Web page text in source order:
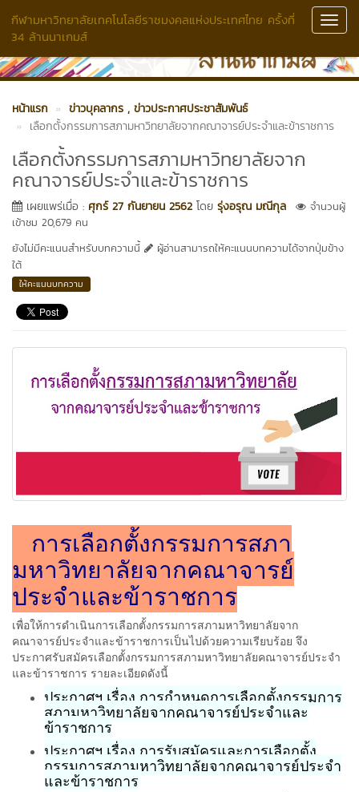
กีฬามหาวิทยาลัยเทคโนโลยีราชมงคลแห่งประเทศไทย ครั้งที่
34 ล้านนาเกมส์
หน้าแรก ข่าวบุคลากร , ข่าวประกาศประชาสัมพันธ์
เลือกตั้งกรรมการสภามหาวิทยาลัยจากคณาจารย์ประจำและข้าราชการ
เลือกตั้งกรรมการสภามหาวิทยาลัยจาก
คณาจารย์ประจำและข้าราชการ
เผยแพร่เมื่อ : ศุกร์ 27 กันยายน 2562 โดย รุ่งอรุณ มณีกุล
จำนวนผู้
เข้าชม 20,679 คน
ยังไม่มีคะแนนสำหรับบทความนี้
ผู้อ่านสามารถให้คะแนนบทความได้จากปุ่มข้าง
ใต้
ให้คะแนนบทความ
การเลือกตั้งกรรมการสภา
มหาวิทยาลัยจากคณาจารย์
ประจำและข้าราชการ
เพื่อให้การดำเนินการเลือกตั้งกรรมการสภามหาวิทยาลัยจาก
คณาจารย์ประจำและข้าราชการเป็นไปด้วยความเรียบร้อย จึง
ประกาศรับสมัครเลือกตั้งกรรมการสภามหาวิทยาลัยคณาจารย์ประจำ
และข้าราชการ รายละเอียดดังนี้
ประกาศฯ เรื่อง การกำหนดการเลือกตั้งกรรมการ
สภามหาวิทยาลัยจากคณาจารย์ประจำและ
ข้าราชการ
ประกาศฯ เรื่อง การรับสมัครและการเลือกตั้ง
กรรมการสภามหาวิทยาลัยจากคณาจารย์ประจำ
และข้าราชการ